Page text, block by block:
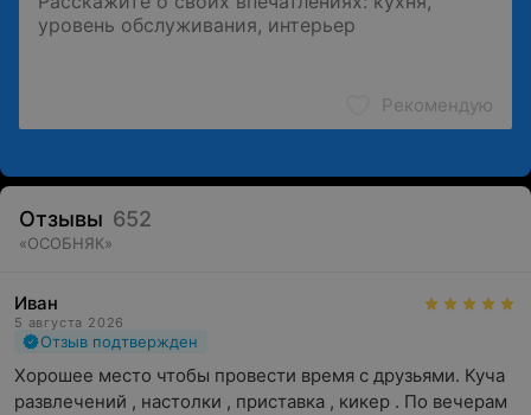
Рекомендую
Отзывы 652
«ОСОБНЯК»
Иван
5 августа 2026
Отзыв подтвержден
Хорошее место чтобы провести время с друзьями. Куча
развлечений , настолки , приставка , кикер . По вечерам